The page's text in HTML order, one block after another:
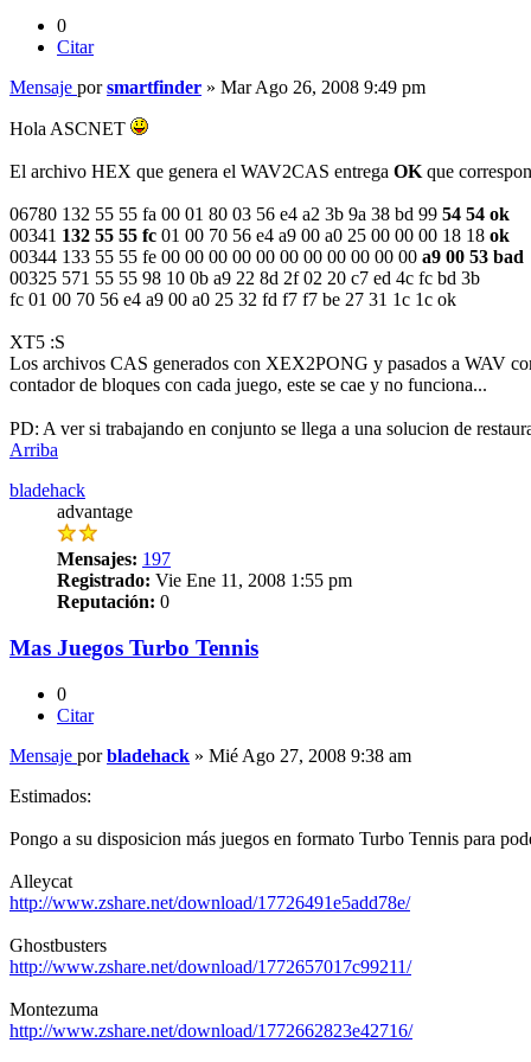
0
Citar
Mensaje porsmartfinder » Mar Ago 26, 2008 9:49 pm
Hola ASCNET
El archivo HEX que genera el WAV2CAS entrega OK que
06780 132 55 55 fa 00 01 80 03 56 e4 a2 3b 9a 38 bd 99 54 54 ok
00341 132 55 55 fc 01 00 70 56 e4 a9 00 a0 25 00 00 00 18 18 ok
00344 133 55 55 fe 00 00 00 00 00 00 00 00 00 00 00 a9 00 53 bad
00325 571 55 55 98 10 0b a9 22 8d 2f 02 20 c7 ed 4c fc bd 3b
fc 01 00 70 56 e4 a9 00 a0 25 32 fd f7 f7 be 27 31 1c 1c ok
XT5 :S
Los archivos CAS generados con XEX2PONG y pasados a WAV
contador de bloques con cada juego, este se cae y no funciona...
PD: A ver si trabajando en conjunto se llega a una solucion de
Arriba
bladehack
advantage
Mensajes: 197
Registrado: Vie Ene 11, 2008 1:55 pm
Reputación: 0
Mas Juegos Turbo Tennis
0
Citar
Mensaje porbladehack » Mié Ago 27, 2008 9:38 am
Estimados:
Pongo a su disposicion más juegos en formato Turbo Tennis para
Alleycat
http://www.zshare.net/download/17726491e5add78e/
Ghostbusters
http://www.zshare.net/download/1772657017c99211/
Montezuma
http://www.zshare.net/download/1772662823e42716/